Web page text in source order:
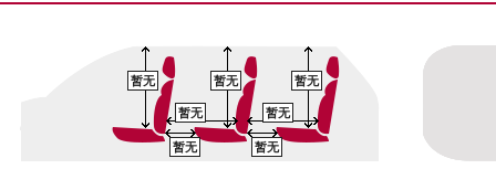
暂无 暂无 暂无
暂无
暂无 暂无
暂无